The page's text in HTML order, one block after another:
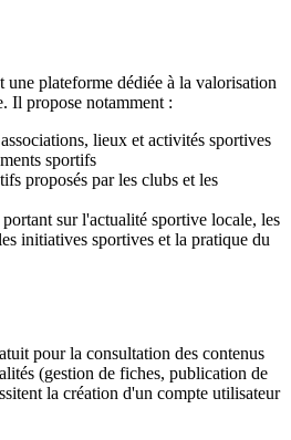
une plateforme dédiée à la valorisation
Il propose notamment :
lieux et activités sportives
sportifs
proposés par les clubs et les
sur l'actualité sportive locale, les
initiatives sportives et la pratique du
pour la consultation des contenus
(gestion de fiches, publication de
la création d'un compte utilisateur